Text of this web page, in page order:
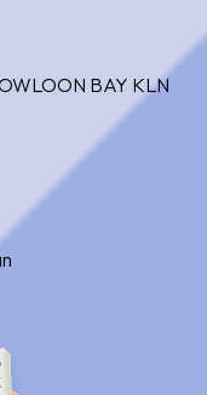
BAY KLN